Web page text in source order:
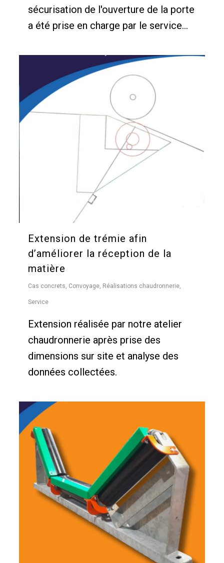
sécurisation de l'ouverture de la porte
a été prise en charge par le service...
Extension de trémie afin
d’améliorer la réception de la
matière
Cas concrets, Convoyage, Réalisations chaudronnerie,
Service
Extension réalisée par notre atelier
chaudronnerie après prise des
dimensions sur site et analyse des
données collectées.